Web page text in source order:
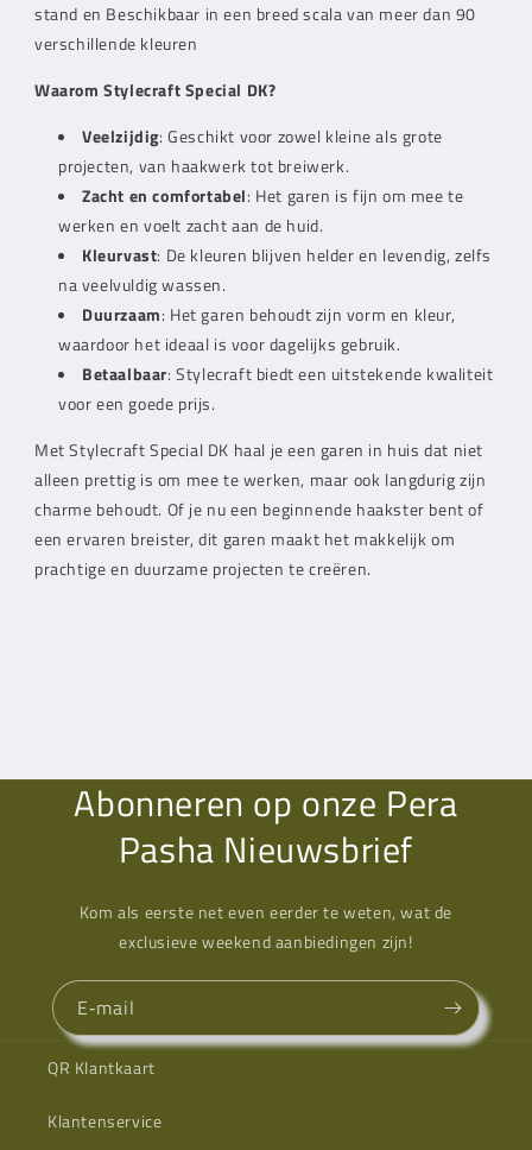
stand en Beschikbaar in een breed scala van meer dan 90
verschillende kleuren
Waarom Stylecraft Special DK?
Veelzijdig: Geschikt voor zowel kleine als grote
projecten, van haakwerk tot breiwerk.
Zacht en comfortabel: Het garen is fijn om mee te
werken en voelt zacht aan de huid.
Kleurvast: De kleuren blijven helder en levendig, zelfs
na veelvuldig wassen.
Duurzaam: Het garen behoudt zijn vorm en kleur,
waardoor het ideaal is voor dagelijks gebruik.
Betaalbaar: Stylecraft biedt een uitstekende kwaliteit
voor een goede prijs.
Met Stylecraft Special DK haal je een garen in huis dat niet
alleen prettig is om mee te werken, maar ook langdurig zijn
charme behoudt. Of je nu een beginnende haakster bent of
een ervaren breister, dit garen maakt het makkelijk om
prachtige en duurzame projecten te creëren.
Abonneren op onze Pera
Pasha Nieuwsbrief
Kom als eerste net even eerder te weten, wat de
exclusieve weekend aanbiedingen zijn!
E‑mail
QR Klantkaart
Klantenservice